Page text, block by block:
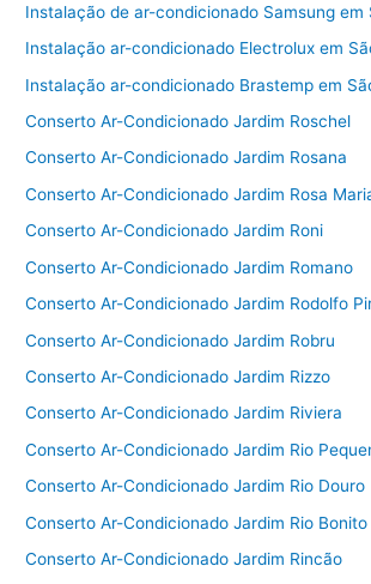
Instalação de ar-condicionado Samsung em
Instalação ar-condicionado Electrolux em
Instalação ar-condicionado Brastemp em
Conserto Ar-Condicionado Jardim Roschel
Conserto Ar-Condicionado Jardim Rosana
Conserto Ar-Condicionado Jardim Rosa
Conserto Ar-Condicionado Jardim Roni
Conserto Ar-Condicionado Jardim Romano
Conserto Ar-Condicionado Jardim Rodolfo
Conserto Ar-Condicionado Jardim Robru
Conserto Ar-Condicionado Jardim Rizzo
Conserto Ar-Condicionado Jardim Riviera
Conserto Ar-Condicionado Jardim Rio
Conserto Ar-Condicionado Jardim Rio Douro
Conserto Ar-Condicionado Jardim Rio Bonito
Conserto Ar-Condicionado Jardim Rincão